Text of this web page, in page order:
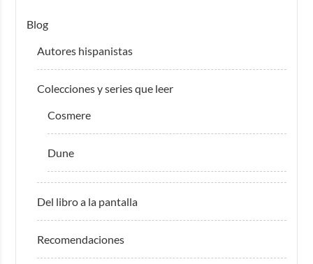
Blog
Autores hispanistas
Colecciones y series que leer
Cosmere
Dune
Del libro a la pantalla
Recomendaciones